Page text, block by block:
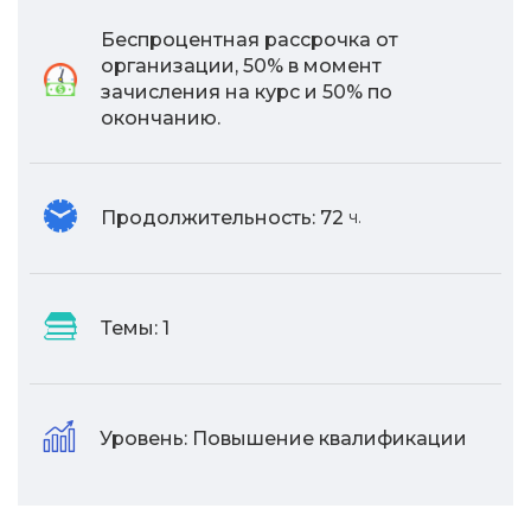
Беспроцентная рассрочка от
организации, 50% в момент
зачисления на курс и 50% по
окончанию.
Продолжительность: 72 ч.
Темы: 1
Уровень: Повышение квалификации